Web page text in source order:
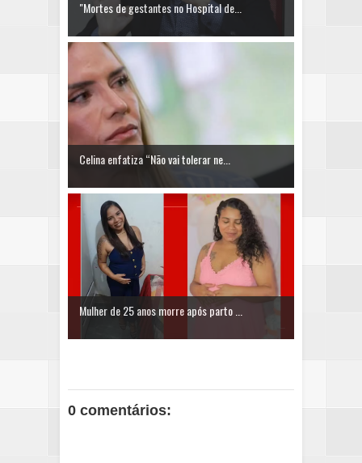
"Mortes de gestantes no Hospital de...
Celina enfatiza “Não vai tolerar ne...
Mulher de 25 anos morre após parto ...
0 comentários: